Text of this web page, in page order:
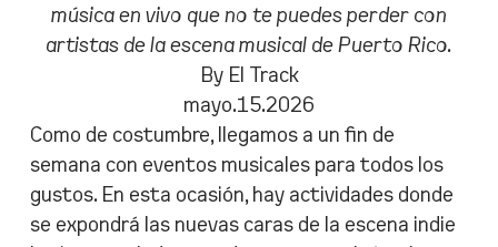
música en vivo que no te puedes perder con
artistas de la escena musical de Puerto Rico.
By El Track
mayo.15.2026
Como de costumbre, llegamos a un fin de
semana con eventos musicales para todos los
gustos. En esta ocasión, hay actividades donde
se expondrá las nuevas caras de la escena indie